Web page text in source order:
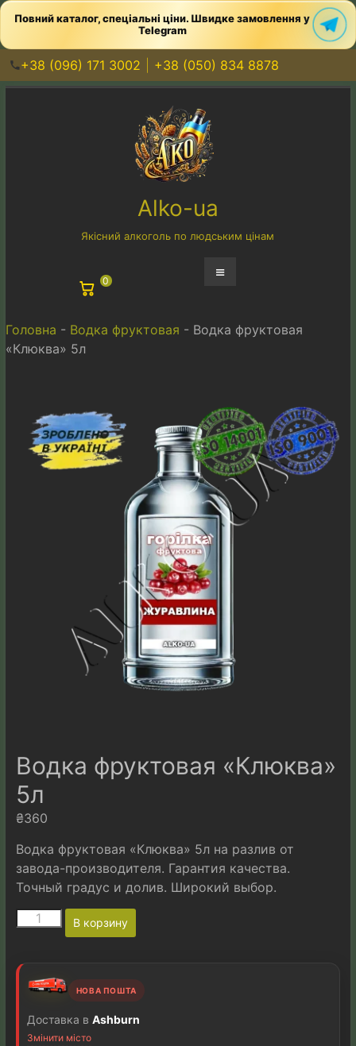
Перейти
Alko-ua
Якісний алкоголь по людським цінам
Меню
0
Головна - Водка фруктовая - Водка фруктовая
«Клюква» 5л
Водка фруктовая «Клюква»
5л
₴360
Водка фруктовая «Клюква» 5л на разлив от
завода-производителя. Гарантия качества.
Точный градус и долив. Широкий выбор.
Количество
товара
фруктовая
"Клюква"
В корзину
l
r
n
t
НОВА ПОШТА
Доставка в Ashburn
Змінити місто
Повний каталог, спеціальні ціни. Швидке замовлення у
Telegram
+38 (096) 171 3002 +38 (050) 834 8878